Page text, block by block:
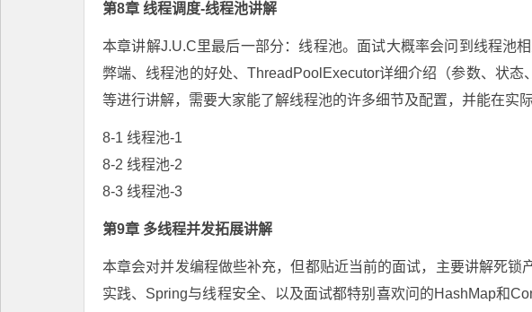
第8章 线程调度-线程池讲解
本章讲解J.U.C里最后一部分：线程池。面试大概率会问到线程池
弊端、线程池的好处、ThreadPoolExecutor详细介绍（参数、状态
等进行讲解，需要大家能了解线程池的许多细节及配置，并能在实
8-1 线程池-1
8-2 线程池-2
8-3 线程池-3
第9章 多线程并发拓展讲解
本章会对并发编程做些补充，但都贴近当前的面试，主要讲解死锁
实践、Spring与线程安全、以及面试都特别喜欢问的HashMap和